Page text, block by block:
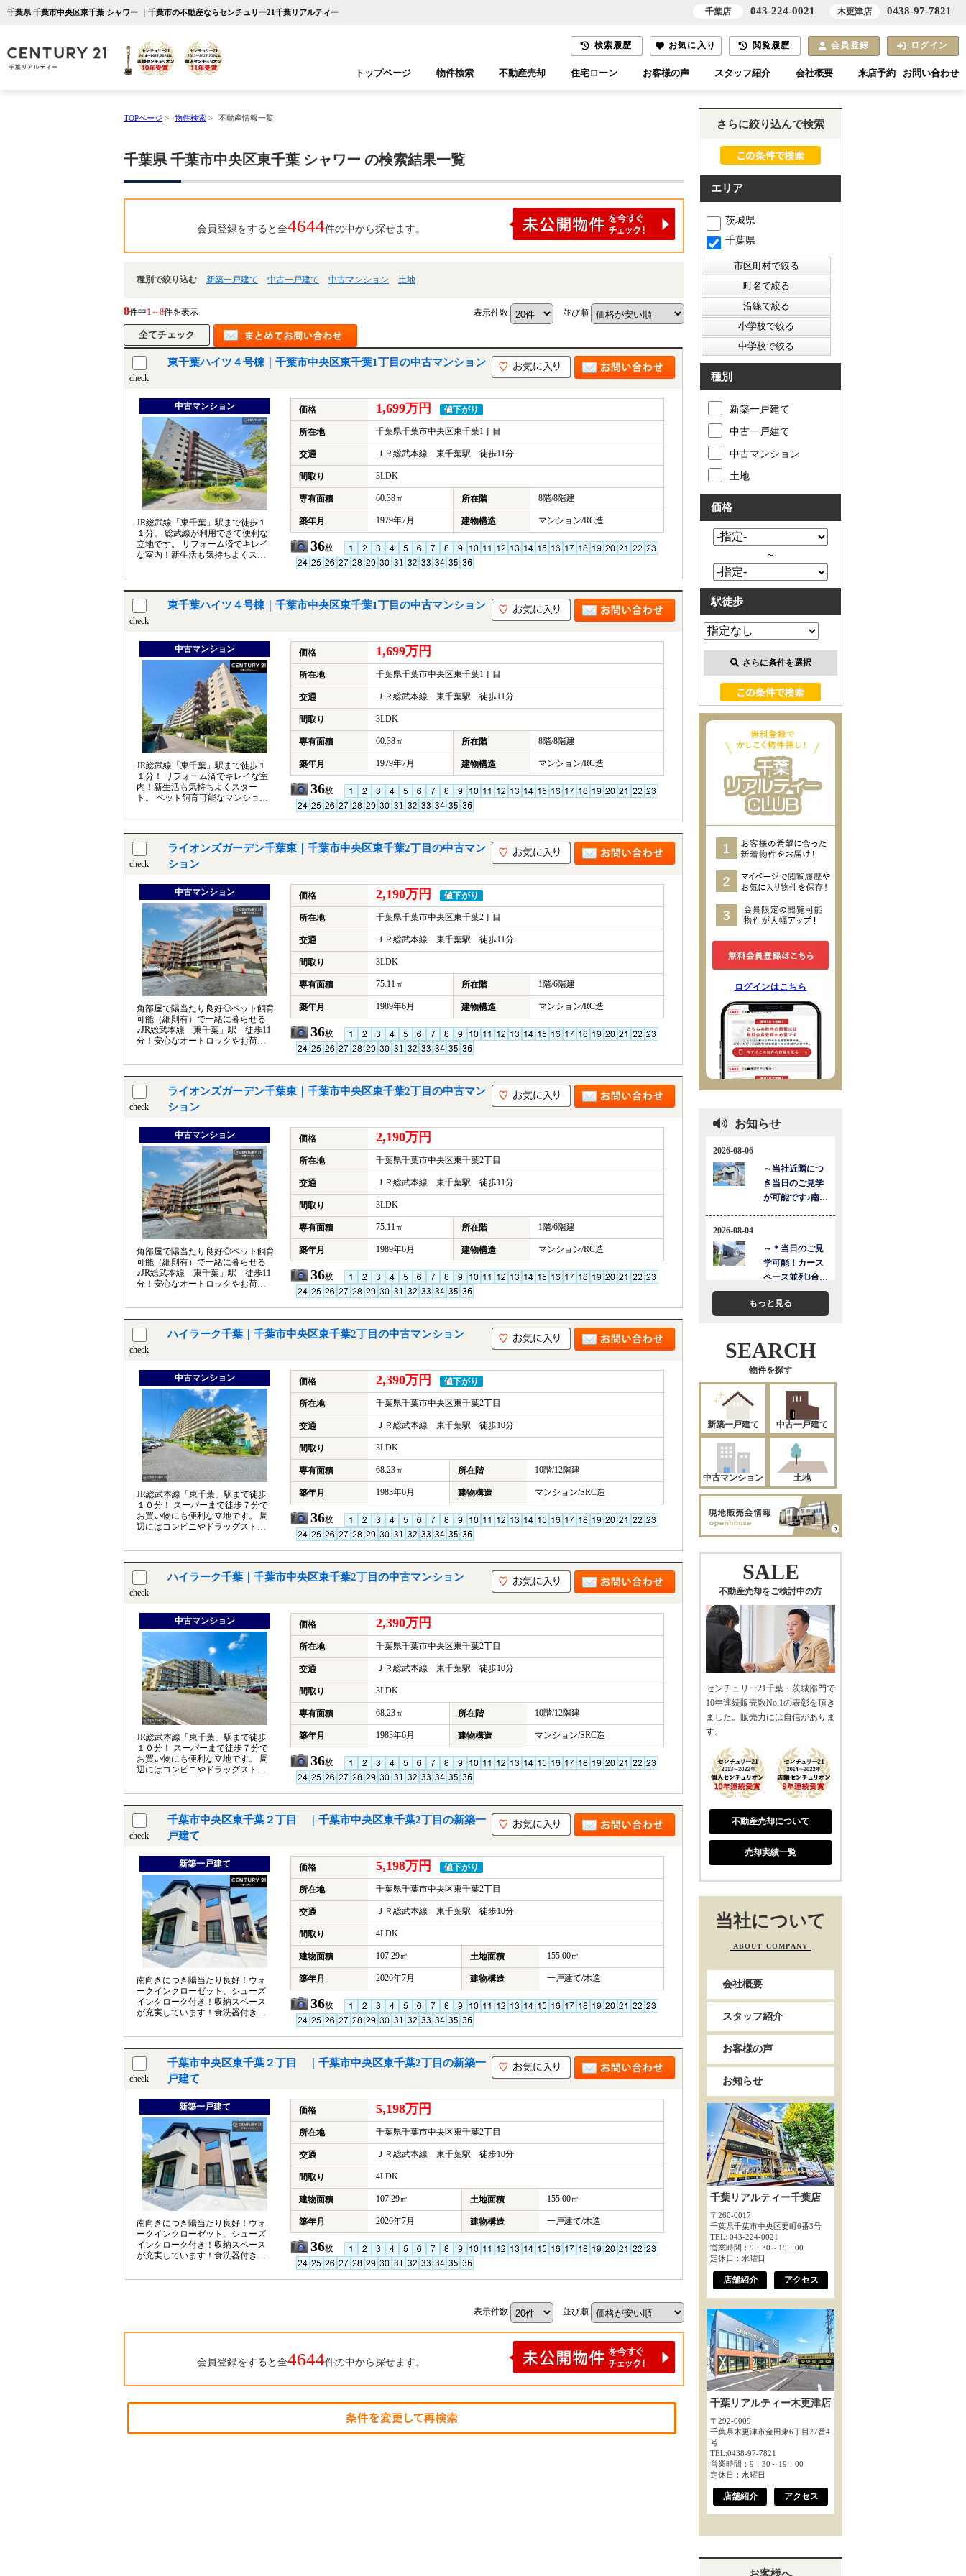
千葉県 千葉市中央区東千葉 シャワー ｜千葉市の不動産ならセンチュリー21千葉リアルティー
検索履歴 お気に入り 閲覧履歴 会員登録 ログイン
トップページ 物件検索 不動産売却 住宅ローン お客様の声 スタッフ紹介 会社概要 来店予約 お問い合わせ
TOPページ > 物件検索 > 不動産情報一覧
千葉県 千葉市中央区東千葉 シャワー の検索結果一覧
会員登録をすると全4644件の中から探せます。
種別で絞り込む 新築一戸建て 中古一戸建て 中古マンション 土地
8件中1～8件を表示 表示件数 並び順
check
東千葉ハイツ４号棟｜千葉市中央区東千葉1丁目の中古マンション
中古マンション
JR総武線「東千葉」駅まで徒歩１
１分。 総武線が利用できて便利な
立地です。 リフォーム済でキレイ
な室内！新生活も気持ちよくスタ
価格 1,699万円 値下がり
所在地 千葉県千葉市中央区東千葉1丁目
交通 ＪＲ総武本線 東千葉駅 徒歩11分
間取り 3LDK
専有面積 60.38㎡ 所在階 8階/8階建
築年月 1979年7月 建物構造 マンション/RC造
36枚
check
東千葉ハイツ４号棟｜千葉市中央区東千葉1丁目の中古マンション
中古マンション
JR総武線「東千葉」駅まで徒歩１
１分！ リフォーム済でキレイな室
内！新生活も気持ちよくスター
ト。 ペット飼育可能なマンション
りラクラク
価格 1,699万円
所在地 千葉県千葉市中央区東千葉1丁目
交通 ＪＲ総武本線 東千葉駅 徒歩11分
間取り 3LDK
専有面積 60.38㎡ 所在階 8階/8階建
築年月 1979年7月 建物構造 マンション/RC造
36枚
check
ライオンズガーデン千葉東｜千葉市中央区東千葉2丁目の中古マン
ション
中古マンション
角部屋で陽当たり良好◎ペット飼育
可能（細則有）で一緒に暮らせる
♪JR総武本線「東千葉」駅 徒歩11
分！安心なオートロックやお荷物
価格 2,190万円 値下がり
所在地 千葉県千葉市中央区東千葉2丁目
交通 ＪＲ総武本線 東千葉駅 徒歩11分
間取り 3LDK
専有面積 75.11㎡ 所在階 1階/6階建
築年月 1989年6月 建物構造 マンション/RC造
36枚
check
ライオンズガーデン千葉東｜千葉市中央区東千葉2丁目の中古マン
ション
中古マンション
角部屋で陽当たり良好◎ペット飼育
可能（細則有）で一緒に暮らせる
♪JR総武本線「東千葉」駅 徒歩11
分！安心なオートロックやお荷物
価格 2,190万円
所在地 千葉県千葉市中央区東千葉2丁目
交通 ＪＲ総武本線 東千葉駅 徒歩11分
間取り 3LDK
専有面積 75.11㎡ 所在階 1階/6階建
築年月 1989年6月 建物構造 マンション/RC造
36枚
check
ハイラーク千葉｜千葉市中央区東千葉2丁目の中古マンション
中古マンション
JR総武本線「東千葉」駅まで徒歩
１０分！ スーパーまで徒歩７分で
お買い物にも便利な立地です。 周
辺にはコンビニやドラッグストア
育可能！
価格 2,390万円 値下がり
所在地 千葉県千葉市中央区東千葉2丁目
交通 ＪＲ総武本線 東千葉駅 徒歩10分
間取り 3LDK
専有面積 68.23㎡ 所在階 10階/12階建
築年月 1983年6月 建物構造 マンション/SRC造
36枚
check
ハイラーク千葉｜千葉市中央区東千葉2丁目の中古マンション
中古マンション
JR総武本線「東千葉」駅まで徒歩
１０分！ スーパーまで徒歩７分で
お買い物にも便利な立地です。 周
辺にはコンビニやドラッグストア
育可能！
価格 2,390万円
所在地 千葉県千葉市中央区東千葉2丁目
交通 ＪＲ総武本線 東千葉駅 徒歩10分
間取り 3LDK
専有面積 68.23㎡ 所在階 10階/12階建
築年月 1983年6月 建物構造 マンション/SRC造
36枚
check
千葉市中央区東千葉２丁目 ｜千葉市中央区東千葉2丁目の新築一
戸建て
新築一戸建て
南向きにつき陽当たり良好！ウォ
ークインクローゼット、シューズ
インクローク付き！収納スペース
が充実しています！食洗器付きの
価格 5,198万円 値下がり
所在地 千葉県千葉市中央区東千葉2丁目
交通 ＪＲ総武本線 東千葉駅 徒歩10分
間取り 4LDK
建物面積 107.29㎡ 土地面積 155.00㎡
築年月 2026年7月 建物構造 一戸建て/木造
36枚
check
千葉市中央区東千葉２丁目 ｜千葉市中央区東千葉2丁目の新築一
戸建て
新築一戸建て
南向きにつき陽当たり良好！ウォ
ークインクローゼット、シューズ
インクローク付き！収納スペース
が充実しています！食洗器付きの
価格 5,198万円
所在地 千葉県千葉市中央区東千葉2丁目
交通 ＪＲ総武本線 東千葉駅 徒歩10分
間取り 4LDK
建物面積 107.29㎡ 土地面積 155.00㎡
築年月 2026年7月 建物構造 一戸建て/木造
36枚
表示件数 並び順
会員登録をすると全4644件の中から探せます。
さらに絞り込んで検索
エリア
茨城県
千葉県
種別
新築一戸建て
中古一戸建て
中古マンション
土地
価格
～
駅徒歩
さらに条件を選択
ログインはこちら
お知らせ
もっと見る
SEARCH
物件を探す
新築一戸建て 中古一戸建て
中古マンション 土地
SALE
不動産売却をご検討中の方
センチュリー21千葉・茨城部門で
10年連続販売数No.1の表彰を頂き
ました。販売力には自信がありま
す。
不動産売却について
売却実績一覧
当社について
ABOUT COMPANY
会社概要
スタッフ紹介
お客様の声
お知らせ
千葉リアルティー千葉店
〒260-0017
千葉県千葉市中央区要町6番3号
TEL: 043-224-0021
営業時間：9：30～19：00
定休日：水曜日
店舗紹介 アクセス
千葉リアルティー木更津店
〒292-0009
千葉県木更津市金田東6丁目27番4
号
TEL:0438-97-7821
営業時間：9：30～19：00
定休日：水曜日
店舗紹介 アクセス
千葉店 043-224-0021 木更津店 0438-97-7821